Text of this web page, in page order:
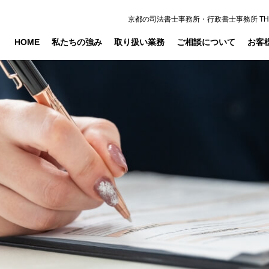
京都の司法書士事務所・行政書士事務所
HOME 私たちの強み 取り扱い業務 ご相談について お客